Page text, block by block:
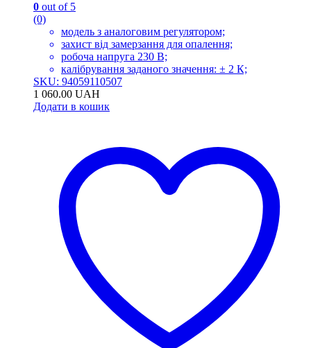
0 out of 5
(0)
модель з аналоговим регулятором;
захист від замерзання для опалення;
робоча напруга 230 В;
калібрування заданого значення: ± 2 К;
SKU: 94059110507
1 060.00 UAH
Додати в кошик